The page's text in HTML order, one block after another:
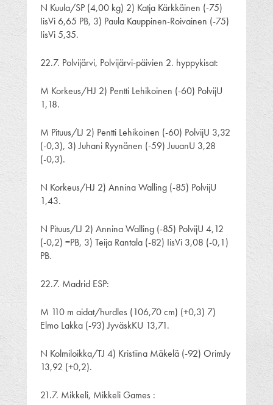
N Kuula/SP (4,00 kg) 2) Katja Kärkkäinen (-75)
IisVi 6,65 PB, 3) Paula Kauppinen-Roivainen (-75)
IisVi 5,35.
22.7. Polvijärvi, Polvijärvi-päivien 2. hyppykisat:
M Korkeus/HJ 2) Pentti Lehikoinen (-60) PolvijU
1,18.
M Pituus/LJ 2) Pentti Lehikoinen (-60) PolvijU 3,32
(-0,3), 3) Juhani Ryynänen (-59) JuuanU 3,28
(-0,3).
N Korkeus/HJ 2) Annina Walling (-85) PolvijU
1,43.
N Pituus/LJ 2) Annina Walling (-85) PolvijU 4,12
(-0,2) =PB, 3) Teija Rantala (-82) IisVi 3,08 (-0,1)
PB.
22.7. Madrid ESP:
M 110 m aidat/hurdles (106,70 cm) (+0,3) 7)
Elmo Lakka (-93) JyväskKU 13,71.
N Kolmiloikka/TJ 4) Kristiina Mäkelä (-92) OrimJy
13,92 (+0,2).
21.7. Mikkeli, Mikkeli Games :